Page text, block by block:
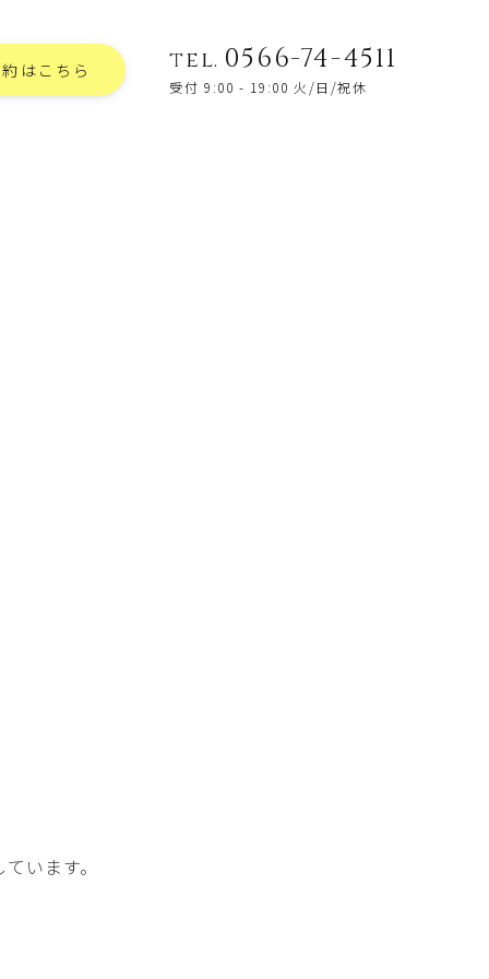
はこちら tel. 0566-74-4511
受付 9:00 - 19:00 火/日/祝休
います。